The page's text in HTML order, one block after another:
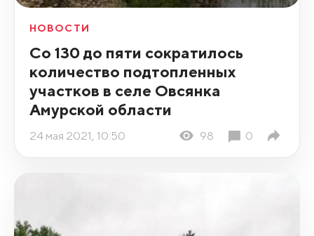
НОВОСТИ
Со 130 до пяти сократилось
количество подтопленных
участков в селе Овсянка
Амурской области
24 мая 2021, 10:50 98 0